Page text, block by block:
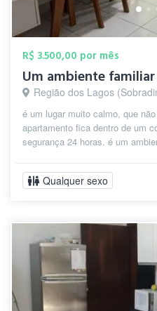
R$ 3.500,00 por mês
Um ambiente
Região dos Lagos
é um lugar muito calmo, que
apartamento fica dentro de um
segurança 24 horas. é um
Qualquer sexo